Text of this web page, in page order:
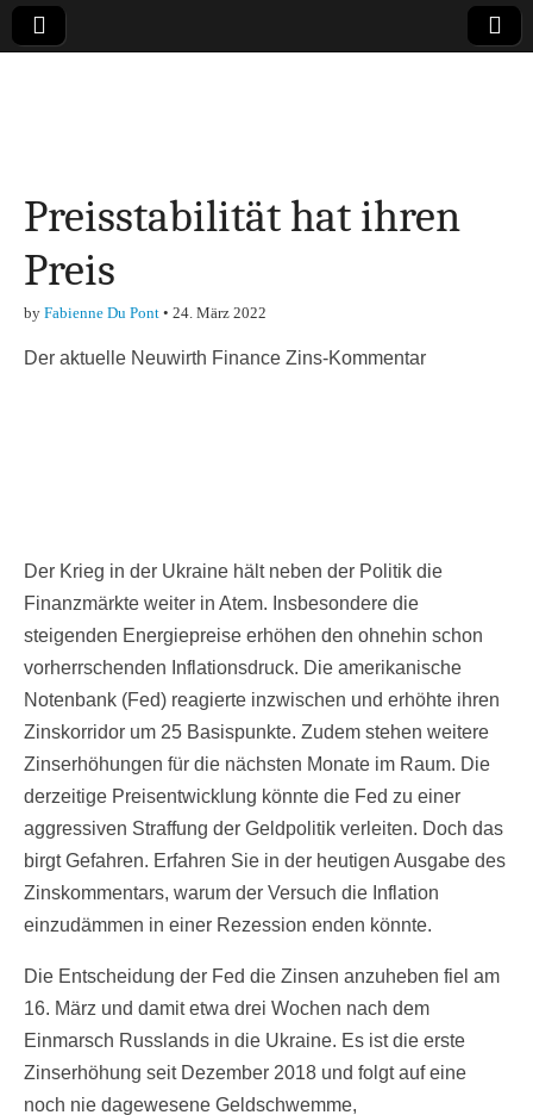
Finanzen,
Marketing-, Vertrieb-
& Investment-Tipps
Preisstabilität hat ihren
Preis
by Fabienne Du Pont • 24. März 2022
Der aktuelle Neuwirth Finance Zins-Kommentar
Der Krieg in der Ukraine hält neben der Politik die
Finanzmärkte weiter in Atem. Insbesondere die
steigenden Energiepreise erhöhen den ohnehin schon
vorherrschenden Inflationsdruck. Die amerikanische
Notenbank (Fed) reagierte inzwischen und erhöhte ihren
Zinskorridor um 25 Basispunkte. Zudem stehen weitere
Zinserhöhungen für die nächsten Monate im Raum. Die
derzeitige Preisentwicklung könnte die Fed zu einer
aggressiven Straffung der Geldpolitik verleiten. Doch das
birgt Gefahren. Erfahren Sie in der heutigen Ausgabe des
Zinskommentars, warum der Versuch die Inflation
einzudämmen in einer Rezession enden könnte.
Die Entscheidung der Fed die Zinsen anzuheben fiel am
16. März und damit etwa drei Wochen nach dem
Einmarsch Russlands in die Ukraine. Es ist die erste
Zinserhöhung seit Dezember 2018 und folgt auf eine
noch nie dagewesene Geldschwemme,